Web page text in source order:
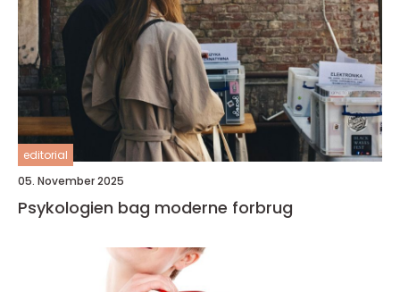
editorial
05. November 2025
Psykologien bag moderne forbrug